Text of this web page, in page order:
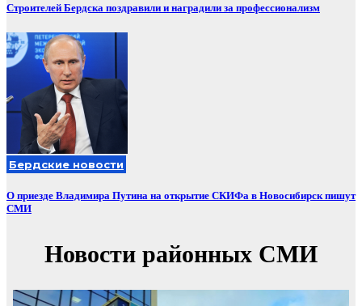
Строителей Бердска поздравили и наградили за профессионализм
Бердские новости
О приезде Владимира Путина на открытие СКИФа в Новосибирск пишут
СМИ